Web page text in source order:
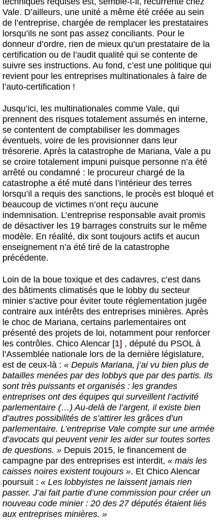
Vale. D’ailleurs, une unité a même été créée au sein
de l’entreprise, chargée de remplacer les prestataires
lorsqu’ils ne sont pas assez conciliants. Pour le
donneur d’ordre, rien de mieux qu’un prestataire de la
certification ou de l’audit qualité qui se contente de
suivre ses instructions. Au fond, c’est une politique qui
revient pour les entreprises multinationales à faire de
l’auto-certification !
Jusqu’ici, les multinationales comme Vale, qui
prennent des risques totalement assumés en interne,
se contentent de comptabiliser les dommages
éventuels, voire de les provisionner dans leur
trésorerie. Après la catastrophe de Mariana, Vale a pu
se croire totalement impuni puisque personne n’a été
arrêté ou condamné : le procureur chargé de la
catastrophe a été muté dans l’intérieur des terres
lorsqu’il a requis des sanctions, le procès est bloqué et
beaucoup de victimes n’ont reçu aucune
indemnisation. L’entreprise responsable avait promis
de désactiver les 19 barrages construits sur le même
modèle. En réalité, dix sont toujours actifs et aucun
enseignement n’a été tiré de la catastrophe
précédente.
Loin de la boue toxique et des cadavres, c’est dans
des bâtiments climatisés que le lobby du secteur
minier s’active pour éviter toute réglementation jugée
contraire aux intérêts des entreprises minières. Après
le choc de Mariana, certains parlementaires ont
présenté des projets de loi, notamment pour renforcer
les contrôles. Chico Alencar [1] , député du PSOL à
l’Assemblée nationale lors de la dernière législature,
est de ceux-là : « Depuis Mariana, j’ai vu bien plus de
batailles menées par des lobbys que par des partis. Ils
sont très puissants et organisés : les grandes
entreprises ont des équipes qui surveillent l’activité
parlementaire (…) Au-delà de l’argent, il existe bien
d’autres possibilités de s’attirer les grâces d’un
parlementaire. L’entreprise Vale compte sur une armée
d’avocats qui peuvent venir les aider sur toutes sortes
de questions. » Depuis 2015, le financement de
campagne par des entreprises est interdit, « mais les
caisses noires existent toujours ». Et Chico Alencar
poursuit : « Les lobbyistes ne laissent jamais rien
passer. J’ai fait partie d’une commission pour créer un
nouveau code minier : 20 des 27 députés étaient liés
aux entreprises minières. »